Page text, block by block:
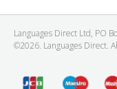
Languages Direct Ltd, PO
©2026. Languages Direct.